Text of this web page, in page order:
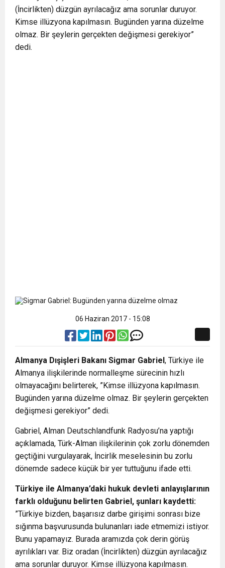
(İncirlikten) düzgün ayrılacağız ama sorunlar duruyor.
Kimse illüzyona kapılmasın. Bugünden yarına düzelme
olmaz. Bir şeylerin gerçekten değişmesi gerekiyor”
dedi.
06 Haziran 2017 - 15:08
Almanya Dışişleri Bakanı Sigmar Gabriel, Türkiye ile
Almanya ilişkilerinde normalleşme sürecinin hızlı
olmayacağını belirterek, ”Kimse illüzyona kapılmasın.
Bugünden yarına düzelme olmaz. Bir şeylerin gerçekten
değişmesi gerekiyor” dedi.
Gabriel, Alman Deutschlandfunk Radyosu’na yaptığı
açıklamada, Türk-Alman ilişkilerinin çok zorlu dönemden
geçtiğini vurgulayarak, İncirlik meselesinin bu zorlu
dönemde sadece küçük bir yer tuttuğunu ifade etti.
Türkiye ile Almanya’daki hukuk devleti anlayışlarının
farklı olduğunu belirten Gabriel, şunları kaydetti:
”Türkiye bizden, başarısız darbe girişimi sonrası bize
sığınma başvurusunda bulunanları iade etmemizi istiyor.
Bunu yapamayız. Burada aramızda çok derin görüş
ayrılıkları var. Biz oradan (İncirlikten) düzgün ayrılacağız
ama sorunlar duruyor. Kimse illüzyona kapılmasın.